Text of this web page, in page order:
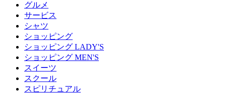
グルメ
サービス
シャツ
ショッピング
ショッピング LADY'S
ショッピング MEN'S
スイーツ
スクール
スピリチュアル